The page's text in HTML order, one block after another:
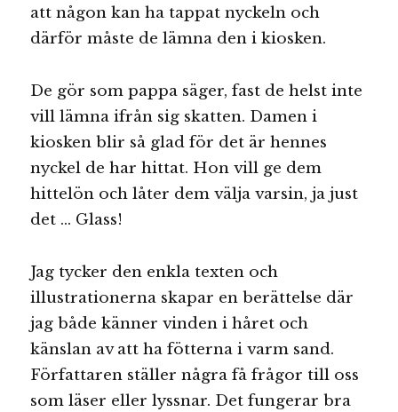
att någon kan ha tappat nyckeln och
därför måste de lämna den i kiosken.
De gör som pappa säger, fast de helst inte
vill lämna ifrån sig skatten. Damen i
kiosken blir så glad för det är hennes
nyckel de har hittat. Hon vill ge dem
hittelön och låter dem välja varsin, ja just
det … Glass!
Jag tycker den enkla texten och
illustrationerna skapar en berättelse där
jag både känner vinden i håret och
känslan av att ha fötterna i varm sand.
Författaren ställer några få frågor till oss
som läser eller lyssnar. Det fungerar bra